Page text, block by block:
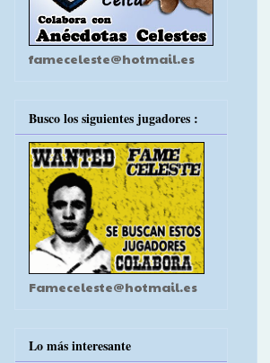
fameceleste@hotmail.es
Busco los siguientes jugadores :
Fameceleste@hotmail.es
Lo más interesante